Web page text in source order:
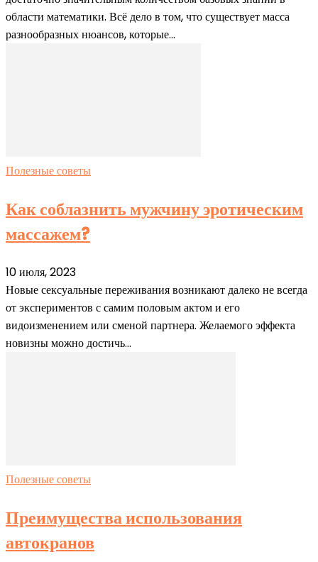
области математики. Всё дело в том, что существует масса
разнообразных нюансов, которые...
Полезные советы
Как соблазнить мужчину эротическим
массажем?
10 июля, 2023
Новые сексуальные переживания возникают далеко не всегда
от экспериментов с самим половым актом и его
видоизменением или сменой партнера. Желаемого эффекта
новизны можно достичь...
Полезные советы
Преимущества использования
автокранов